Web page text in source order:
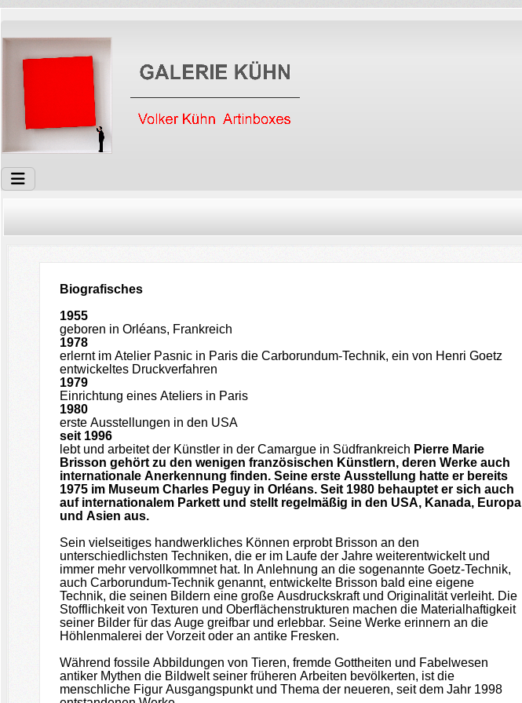
Biografisches
1955
geboren in Orléans, Frankreich
1978
erlernt im Atelier Pasnic in Paris die Carborundum-Technik, ein von Henri Goetz
entwickeltes Druckverfahren
1979
Einrichtung eines Ateliers in Paris
1980
erste Ausstellungen in den USA
seit 1996
lebt und arbeitet der Künstler in der Camargue in Südfrankreich Pierre Marie
Brisson gehört zu den wenigen französischen Künstlern, deren Werke auch
internationale Anerkennung finden. Seine erste Ausstellung hatte er bereits
1975 im Museum Charles Peguy in Orléans. Seit 1980 behauptet er sich auch
auf internationalem Parkett und stellt regelmäßig in den USA, Kanada, Europa
und Asien aus.
Sein vielseitiges handwerkliches Können erprobt Brisson an den
unterschiedlichsten Techniken, die er im Laufe der Jahre weiterentwickelt und
immer mehr vervollkommnet hat. In Anlehnung an die sogenannte Goetz-Technik,
auch Carborundum-Technik genannt, entwickelte Brisson bald eine eigene
Technik, die seinen Bildern eine große Ausdruckskraft und Originalität verleiht. Die
Stofflichkeit von Texturen und Oberflächenstrukturen machen die Materialhaftigkeit
seiner Bilder für das Auge greifbar und erlebbar. Seine Werke erinnern an die
Höhlenmalerei der Vorzeit oder an antike Fresken.
Während fossile Abbildungen von Tieren, fremde Gottheiten und Fabelwesen
antiker Mythen die Bildwelt seiner früheren Arbeiten bevölkerten, ist die
menschliche Figur Ausgangspunkt und Thema der neueren, seit dem Jahr 1998